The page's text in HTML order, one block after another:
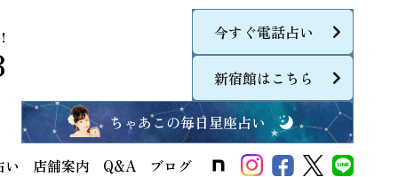
今すぐ電話占い
新宿館はこちら
ちゃあこの毎日星座占い
い 店舗案内 Q&A ブログ